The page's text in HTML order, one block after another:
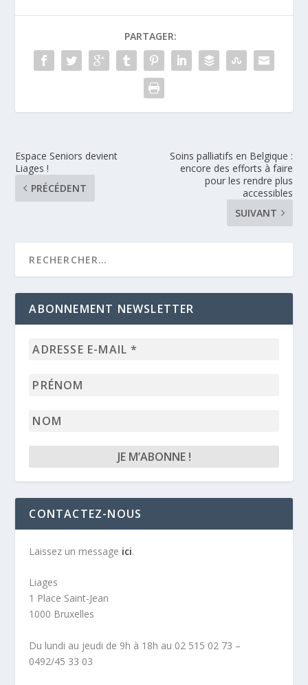
PARTAGER:
Espace Seniors devient
Liages !
PRÉCÉDENT
Soins palliatifs en Belgique :
encore des efforts à faire
pour les rendre plus
accessibles
SUIVANT
ABONNEMENT NEWSLETTER
Adresse
*
Prénom
Nom
CONTACTEZ-NOUS
Laissez un message ici.
Liages
1 Place Saint-Jean
1000 Bruxelles
Du lundi au jeudi de 9h à 18h au 02 515 02 73 –
0492/45 33 03